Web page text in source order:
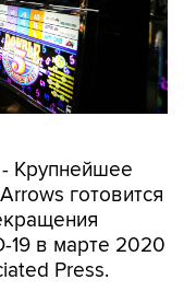
- Крупнейшее
готовится
19 в марте 2020
Press.